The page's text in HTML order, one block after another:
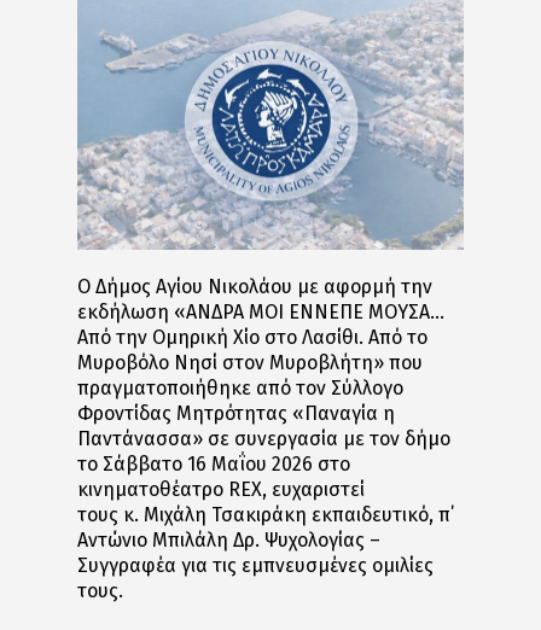
Ο Δήμος Αγίου Νικολάου με αφορμή την
εκδήλωση «ΑΝΔΡΑ ΜΟΙ ΕΝΝΕΠΕ ΜΟΥΣΑ…
Από την Ομηρική Χίο στο Λασίθι. Από το
Μυροβόλο Νησί στον Μυροβλήτη» που
πραγματοποιήθηκε από τον Σύλλογο
Φροντίδας Μητρότητας «Παναγία η
Παντάνασσα» σε συνεργασία με τον δήμο
το Σάββατο 16 Μαΐου 2026 στο
κινηματοθέατρο REX, ευχαριστεί
τους κ. Μιχάλη Τσακιράκη εκπαιδευτικό, π΄
Αντώνιο Μπιλάλη Δρ. Ψυχολογίας –
Συγγραφέα για τις εμπνευσμένες ομιλίες
τους.